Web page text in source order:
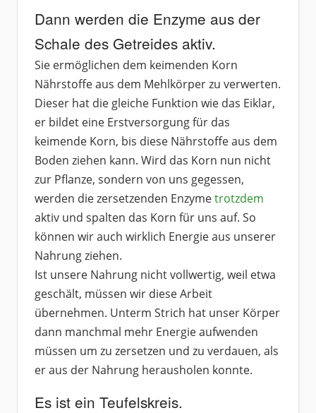
Dann werden die Enzyme aus der
Schale des Getreides aktiv.
Sie ermöglichen dem keimenden Korn
Nährstoffe aus dem Mehlkörper zu verwerten.
Dieser hat die gleiche Funktion wie das Eiklar,
er bildet eine Erstversorgung für das
keimende Korn, bis diese Nährstoffe aus dem
Boden ziehen kann. Wird das Korn nun nicht
zur Pflanze, sondern von uns gegessen,
werden die zersetzenden Enzymetrotzdem
aktiv und spalten das Korn für uns auf. So
können wir auch wirklich Energie aus unserer
Nahrung ziehen.
Ist unsere Nahrung nicht vollwertig, weil etwa
geschält, müssen wir diese Arbeit
übernehmen. Unterm Strich hat unser Körper
dann manchmal mehr Energie aufwenden
müssen um zu zersetzen und zu verdauen, als
er aus der Nahrung herausholen konnte.
Es ist ein Teufelskreis.